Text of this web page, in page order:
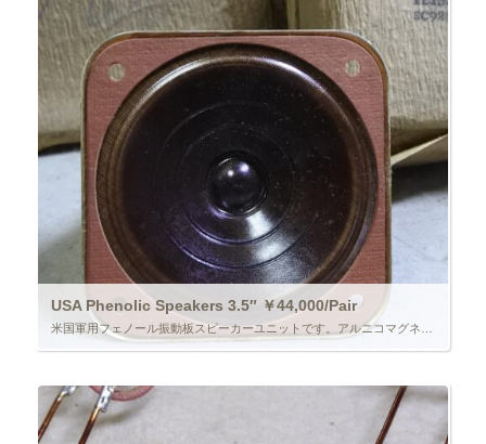
USA Phenolic Speakers 3.5″ ￥44,000/Pair